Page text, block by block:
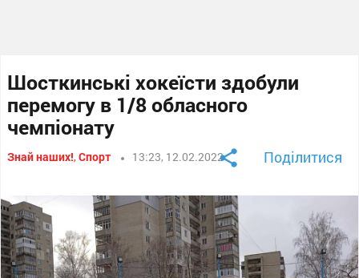
Шосткинські хокеїсти здобули
перемогу в 1/8 обласного
чемпіонату
Знай наших!,Спорт 13:23, 12.02.2022 Поділитися